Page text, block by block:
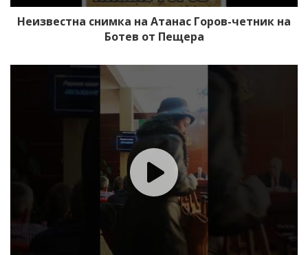
Неизвестна снимка на Атанас Горов-четник на
Ботев от Пещера